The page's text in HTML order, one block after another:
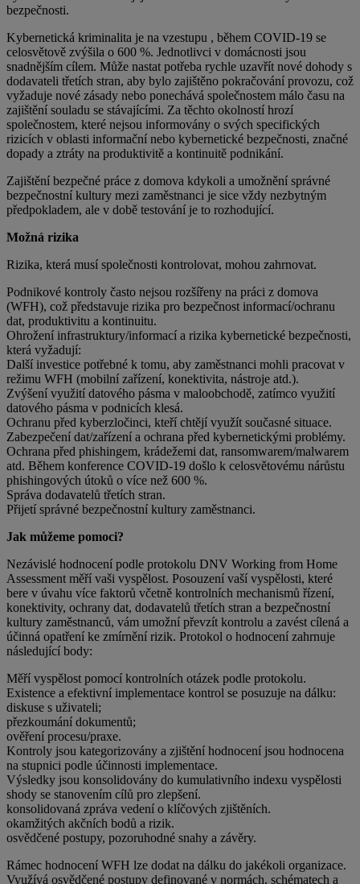
bezpečnosti.
Kybernetická kriminalita je na vzestupu , během COVID-19 se
celosvětově zvýšila o 600 %. Jednotlivci v domácnosti jsou
snadnějším cílem. Může nastat potřeba rychle uzavřít nové dohody s
dodavateli třetích stran, aby bylo zajištěno pokračování provozu, což
vyžaduje nové zásady nebo ponechává společnostem málo času na
zajištění souladu se stávajícími. Za těchto okolností hrozí
společnostem, které nejsou informovány o svých specifických
rizicích v oblasti informační nebo kybernetické bezpečnosti, značné
dopady a ztráty na produktivitě a kontinuitě podnikání.
Zajištění bezpečné práce z domova kdykoli a umožnění správné
bezpečnostní kultury mezi zaměstnanci je sice vždy nezbytným
předpokladem, ale v době testování je to rozhodující.
Možná rizika
Rizika, která musí společnosti kontrolovat, mohou zahrnovat.
Podnikové kontroly často nejsou rozšířeny na práci z domova
(WFH), což představuje rizika pro bezpečnost informací/ochranu
dat, produktivitu a kontinuitu.
Ohrožení infrastruktury/informací a rizika kybernetické bezpečnosti,
která vyžadují:
Další investice potřebné k tomu, aby zaměstnanci mohli pracovat v
režimu WFH (mobilní zařízení, konektivita, nástroje atd.).
Zvýšení využití datového pásma v maloobchodě, zatímco využití
datového pásma v podnicích klesá.
Ochranu před kyberzločinci, kteří chtějí využít současné situace.
Zabezpečení dat/zařízení a ochrana před kybernetickými problémy.
Ochrana před phishingem, krádežemi dat, ransomwarem/malwarem
atd. Během konference COVID-19 došlo k celosvětovému nárůstu
phishingových útoků o více než 600 %.
Správa dodavatelů třetích stran.
Přijetí správné bezpečnostní kultury zaměstnanci.
Jak můžeme pomoci?
Nezávislé hodnocení podle protokolu DNV Working from Home
Assessment měří vaši vyspělost. Posouzení vaší vyspělosti, které
bere v úvahu více faktorů včetně kontrolních mechanismů řízení,
konektivity, ochrany dat, dodavatelů třetích stran a bezpečnostní
kultury zaměstnanců, vám umožní převzít kontrolu a zavést cílená a
účinná opatření ke zmírnění rizik. Protokol o hodnocení zahrnuje
následující body:
Měří vyspělost pomocí kontrolních otázek podle protokolu.
Existence a efektivní implementace kontrol se posuzuje na dálku:
diskuse s uživateli;
přezkoumání dokumentů;
ověření procesu/praxe.
Kontroly jsou kategorizovány a zjištění hodnocení jsou hodnocena
na stupnici podle účinnosti implementace.
Výsledky jsou konsolidovány do kumulativního indexu vyspělosti
shody se stanovením cílů pro zlepšení.
konsolidovaná zpráva vedení o klíčových zjištěních.
okamžitých akčních bodů a rizik.
osvědčené postupy, pozoruhodné snahy a závěry.
Rámec hodnocení WFH lze dodat na dálku do jakékoli organizace.
Využívá osvědčené postupy definované v normách, schématech a